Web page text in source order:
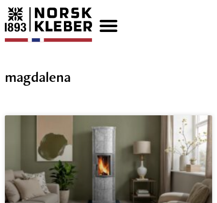
magdalena